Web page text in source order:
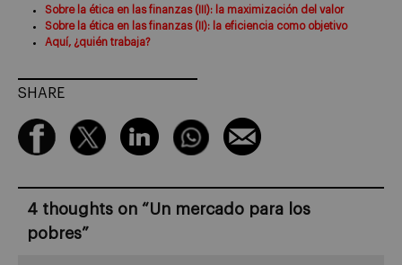
Sobre la ética en las finanzas (III): la maximización del valor
Sobre la ética en las finanzas (II): la eficiencia como objetivo
Aquí, ¿quién trabaja?
SHARE
4 thoughts on “Un mercado para los
pobres”